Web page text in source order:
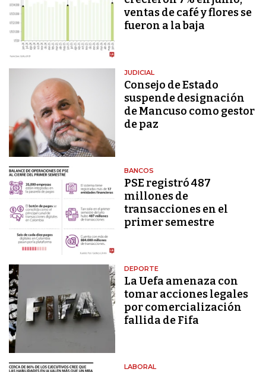
ventas de café y flores se
fueron a la baja
JUDICIAL
Consejo de Estado
suspende designación
de Mancuso como gestor
de paz
BANCOS
PSE registró 487
millones de
transacciones en el
primer semestre
DEPORTE
La Uefa amenaza con
tomar acciones legales
por comercialización
fallida de Fifa
LABORAL